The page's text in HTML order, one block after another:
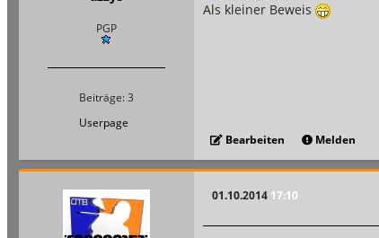
PGP
Beiträge: 3
Userpage
Als kleiner Beweis
Bearbeiten Melden
01.10.2014 17:10